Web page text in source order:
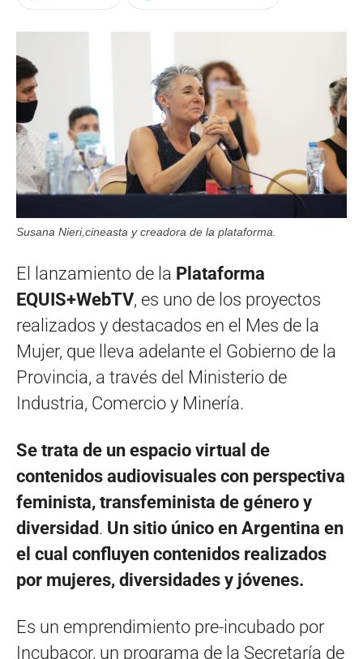
Susana Nieri,cineasta y creadora de la plataforma.
El lanzamiento de la Plataforma
EQUIS+WebTV, es uno de los proyectos
realizados y destacados en el Mes de la
Mujer, que lleva adelante el Gobierno de la
Provincia, a través del Ministerio de
Industria, Comercio y Minería.
Se trata de un espacio virtual de
contenidos audiovisuales con perspectiva
feminista, transfeminista de género y
diversidad . Un sitio único en Argentina en
el cual confluyen contenidos realizados
por mujeres, diversidades y jóvenes.
Es un emprendimiento pre-incubado por
Incubacor, un programa de la Secretaría de